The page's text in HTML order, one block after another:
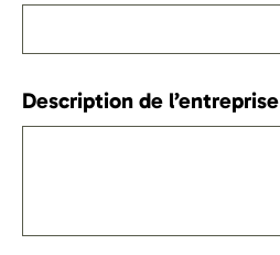
Description de l’entreprise